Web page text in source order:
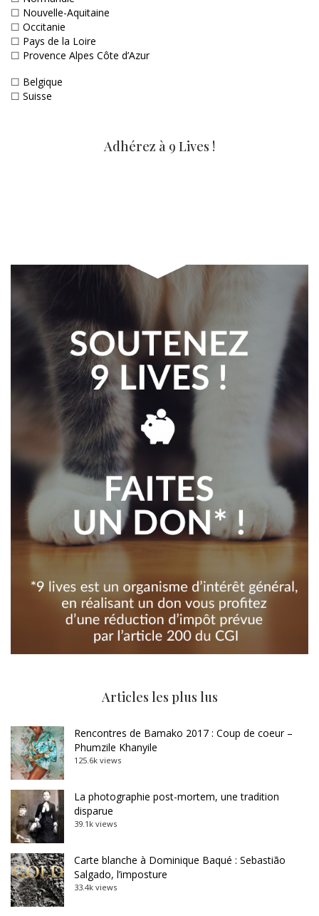
☐ Nouvelle-Aquitaine
☐ Occitanie
☐ Pays de la Loire
☐ Provence Alpes Côte d’Azur
☐ Belgique
☐ Suisse
Adhérez à 9 Lives !
Articles les plus lus
Rencontres de Bamako 2017 : Coup de coeur –
Phumzile Khanyile
125.6k views
La photographie post-mortem, une tradition
disparue
39.1k views
Carte blanche à Dominique Baqué : Sebastião
Salgado, l’imposture
33.4k views